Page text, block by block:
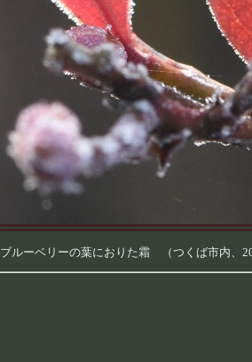
ブルーベリーの葉におりた霜 （つくば市内、